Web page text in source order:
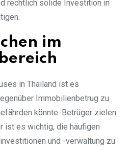
rechtlich solide Investition in
im
in Thailand ist es
Immobilienbetrug zu
könnte. Betrüger zielen
ist es wichtig, die häufigen
und -verwaltung zu